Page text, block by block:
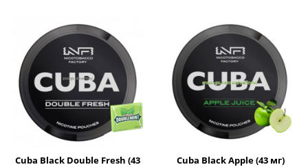
Cuba Black Double Fresh (43
Cuba Black Apple (43 мг)